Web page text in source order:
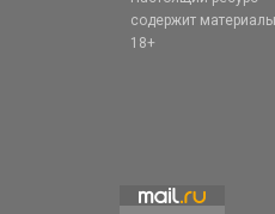
содержит
18+